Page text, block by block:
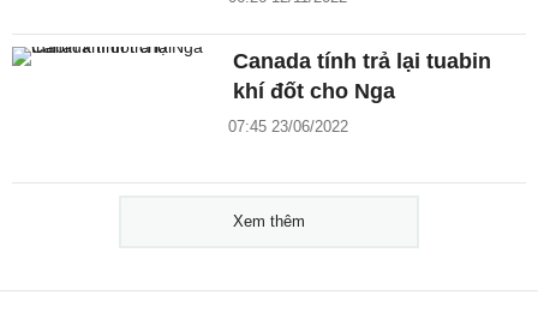
Canada tính trả lại tuabin
khí đốt cho Nga
07:45 23/06/2022
Xem thêm